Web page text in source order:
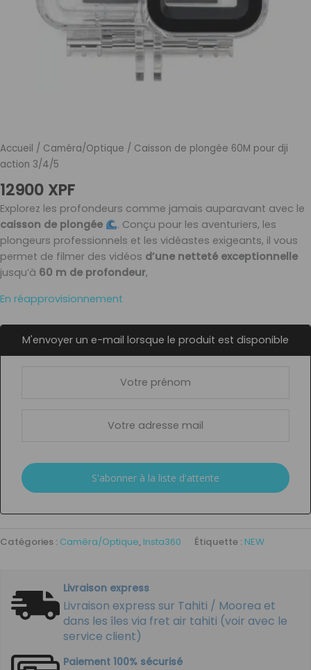
Accueil / Caméra/Optique / Caisson de plongée 60M pour dji
action 3/4/5
12900 XPF
Explorez les profondeurs comme jamais auparavant avec le
caisson de plongée
. Conçu pour les aventuriers, les
plongeurs professionnels et les vidéastes exigeants, il vous
permet de filmer des vidéos d’une netteté exceptionnelle
jusqu’à 60 m de profondeur,
En réapprovisionnement
M'envoyer un e-mail lorsque le produit est disponible
Catégories : Caméra/Optique, Insta360 Étiquette : NEW
Livraison express
Livraison express sur Tahiti / Moorea et
dans les îles via fret air tahiti (voir avec le
service client)
Paiement 100% sécurisé